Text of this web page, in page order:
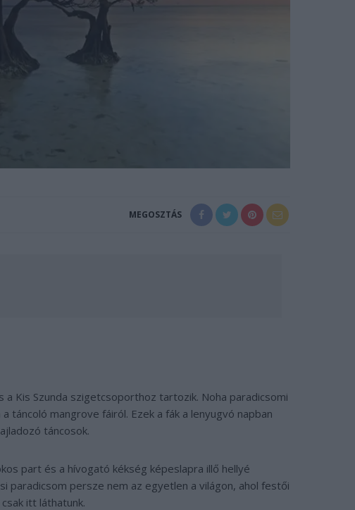
MEGOSZTÁS
a Kis Szunda szigetcsoporthoz tartozik. Noha paradicsomi
táncoló mangrove fáiról. Ezek a fák a lenyugvó napban
táncosok.
part és a hívogató kékség képeslapra illő hellyé
paradicsom persze nem az egyetlen a világon, ahol festői
itt láthatunk.